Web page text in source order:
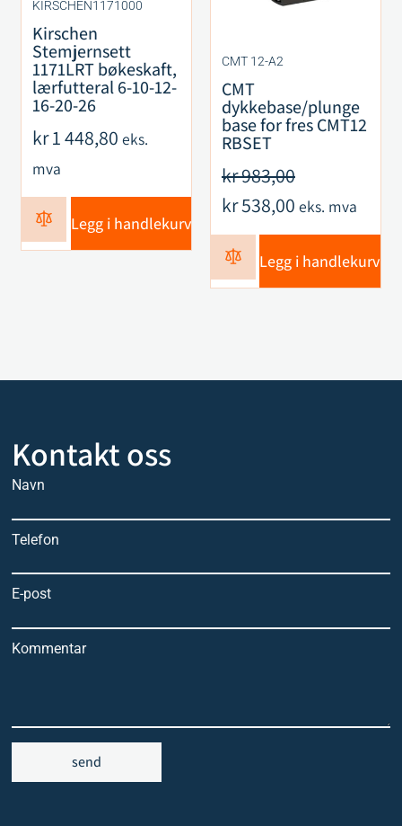
KIRSCHEN1171000
Kirschen
Stemjernsett
1171LRT bøkeskaft,
lærfutteral 6-10-12-
16-20-26
kr1 448,80 eks.
mva
Legg i handlekurv
CMT 12-A2
CMT
dykkebase/plunge
base for fres CMT12
RBSET
kr983,00
kr538,00 eks. mva
Legg i handlekurv
Kontakt oss
Navn
Telefon
E-post
Kommentar
send